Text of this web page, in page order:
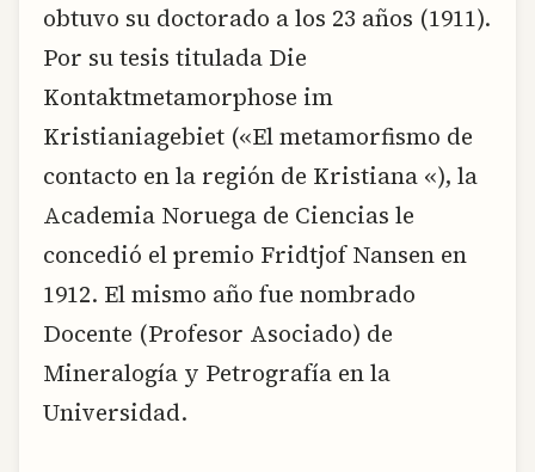
obtuvo su doctorado a los 23 años (1911).
Por su tesis titulada Die
Kontaktmetamorphose im
Kristianiagebiet («El metamorfismo de
contacto en la región de Kristiana «), la
Academia Noruega de Ciencias le
concedió el premio Fridtjof Nansen en
1912. El mismo año fue nombrado
Docente (Profesor Asociado) de
Mineralogía y Petrografía en la
Universidad.